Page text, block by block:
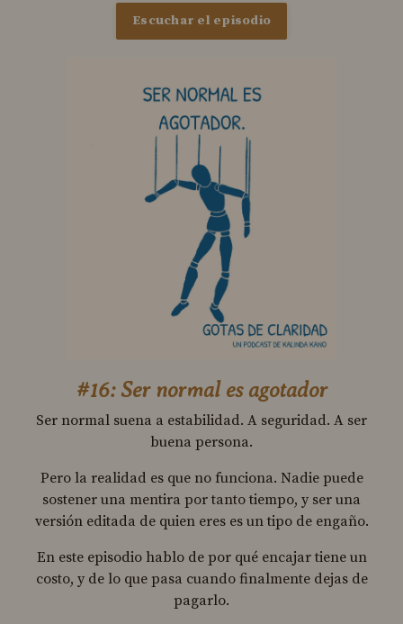
Escuchar el episodio
#16: Ser normal es agotador
Ser normal suena a estabilidad. A seguridad. A ser
buena persona.
Pero la realidad es que no funciona. Nadie puede
sostener una mentira por tanto tiempo, y ser una
versión editada de quien eres es un tipo de engaño.
En este episodio hablo de por qué encajar tiene un
costo, y de lo que pasa cuando finalmente dejas de
pagarlo.